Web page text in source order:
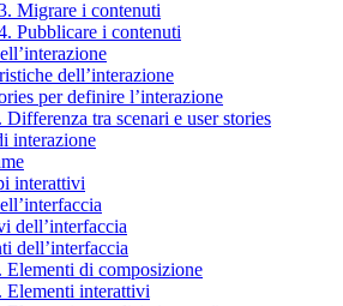
Migrare i contenuti
Pubblicare i contenuti
dell’interazione
per definire l’interazione
Differenza tra scenari e user stories
interazione
interattivi
dell’interfaccia
dell’interfaccia
Elementi di composizione
Elementi interattivi